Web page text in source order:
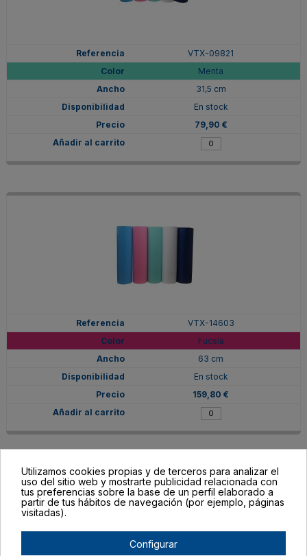
VTX-09821
Menta
31,5 cm
En stock
79,90 €
VTX-14603
Fucsia
63 cm
En stock
159,80 €
Utilizamos cookies propias y de terceros para analizar el
uso del sitio web y mostrarte publicidad relacionada con
tus preferencias sobre la base de un perfil elaborado a
partir de tus hábitos de navegación (por ejemplo, páginas
visitadas).
Configurar